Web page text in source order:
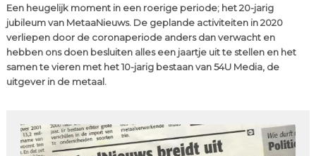
Een heugelijk moment in een roerige periode; het 20-jarig
jubileum van MetaaNieuws. De geplande activiteiten in 2020
verliepen door de coronaperiode anders dan verwacht en
hebben ons doen besluiten alles een jaartje uit te stellen en het
samen te vieren met het 10-jarig bestaan van 54U Media, de
uitgever in de metaal.